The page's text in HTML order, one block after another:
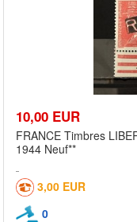
10,00 EUR
FRANCE Timbres
1944 Neuf**
3,00 EUR
0